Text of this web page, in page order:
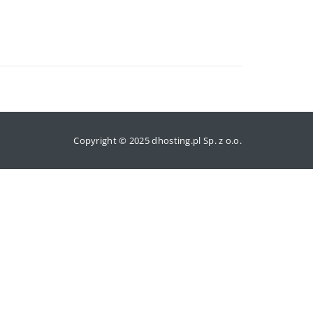
Copyright © 2025 dhosting.pl Sp. z o.o.